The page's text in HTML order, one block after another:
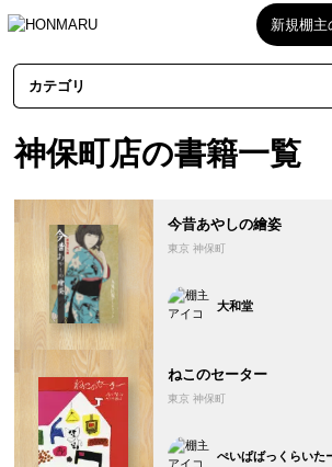
新規棚主
カテゴリ
神保町店の書籍一覧
今昔あやしの繪姿
東京 神保町
大和堂
ねこのセーター
東京 神保町
ぺいぱばっくらいた